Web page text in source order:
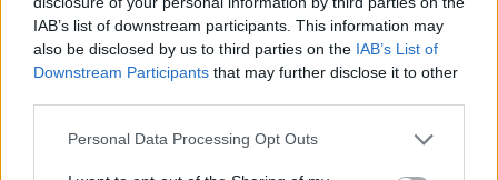
IAB’s list of downstream participants. This information may
also be disclosed by us to third parties on the IAB’s List of
Downstream Participants that may further disclose it to other
Personal Data Processing Opt Outs
apgailėtina. Victoire žvelgė į tebemiegančią
merginą. Tiek daug atsisakė dėl savo
jaunesniosios dukters, o ši savo ruožtu
atrodo tokia nedėkinga ir nenuovoki.